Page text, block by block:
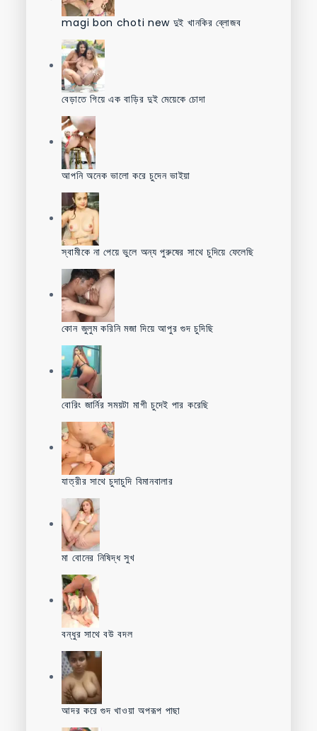
magi bon choti new দুই খানকির ব্লোজব
বেড়াতে গিয়ে এক বাড়ির দুই মেয়েকে চোদা
আপনি অনেক ভালো করে চুদেন ভাইয়া
স্বামীকে না পেয়ে ভুলে অন্য পুরুষের সাথে চুদিয়ে ফেলেছি
কোন জুলুম করিনি মজা দিয়ে আপুর গুদ চুদিছি
বোরিং জার্নির সময়টা মাগী চুদেই পার করেছি
যাত্রীর সাথে চুদাচুদি বিমানবালার
মা বোনের নিষিদ্ধ সুখ
বন্ধুর সাথে বউ বদল
আদর করে গুদ খাওয়া অপরূপ পাছা